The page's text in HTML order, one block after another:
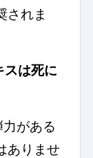
されま
スは死に
がある
ありませ